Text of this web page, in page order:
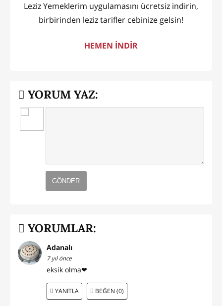
Leziz Yemeklerim uygulamasını ücretsiz indirin,
birbirinden leziz tarifler cebinize gelsin!
HEMEN İNDİR
YORUM YAZ:
GÖNDER
YORUMLAR:
Adanalı
7 yıl önce
eksik olma❤
YANITLA BEĞEN (0)